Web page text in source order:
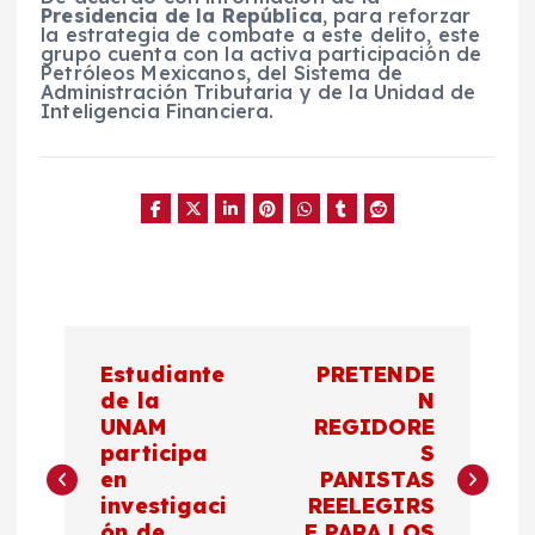
Presidencia de la República, para reforzar
la estrategia de combate a este delito, este
grupo cuenta con la activa participación de
Petróleos Mexicanos, del Sistema de
Administración Tributaria y de la Unidad de
Inteligencia Financiera.
v
Estudiante
de la
UNAM
participa
en
investigaci
PRETENDE
N
REGIDORE
S
PANISTAS
REELEGIRS